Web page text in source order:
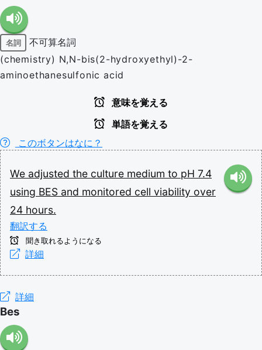
名詞
不可算名詞
(chemistry) N,N-bis(2-hydroxyethyl)-2-
aminoethanesulfonic acid
意味を覚える
単語を覚える
このボタンはなに？
We adjusted the culture medium to pH 7.4
using BES and monitored cell viability over
24 hours.
翻訳する
聞き取れるようになる
詳細
詳細
Bes